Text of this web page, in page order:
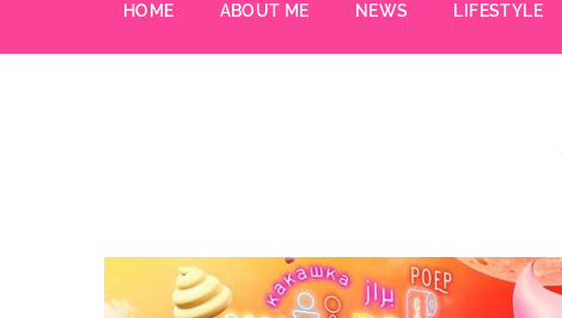
HOME ABOUT ME NEWS LIFESTYLE